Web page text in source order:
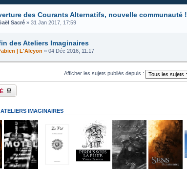
des Courants Alternatifs, nouvelle communauté !
Sacré » 31 Jan 2017, 17:59
des Ateliers Imaginaires
| L'Alcyon » 04 Déc 2016, 11:17
Afficher les sujets publiés depuis :
IMAGINAIRES